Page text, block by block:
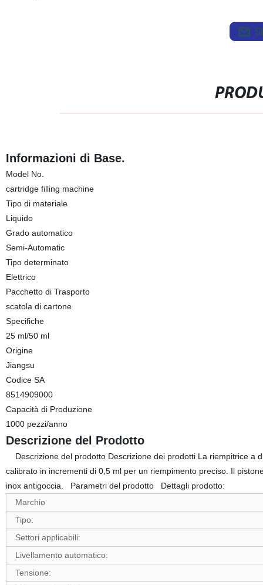
Informazioni di Base.
Model No.
cartridge filling machine
Tipo di materiale
Liquido
Grado automatico
Semi-Automatic
Tipo determinato
Elettrico
Pacchetto di Trasporto
scatola di cartone
Specifiche
25 ml/50 ml
Origine
Jiangsu
Codice SA
8514909000
Capacità di Produzione
1000 pezzi/anno
Descrizione del Prodotto
Descrizione del prodotto Descrizione dei prodotti La riempitrice a
calibrato in incrementi di 0,5 ml per un riempimento preciso. Il
inox antigoccia. Parametri del prodotto Dettagli prodotto:
Marchio
Tipo:
Settori applicabili:
Livellamento automatico:
Tensione: